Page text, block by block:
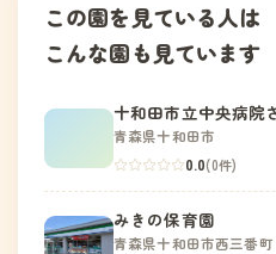
この園を見ている人は
こんな園も見ています
十和田市立中央病院
青森県十和田市
0.0(0件)
みきの保育園
青森県十和田市西三番町